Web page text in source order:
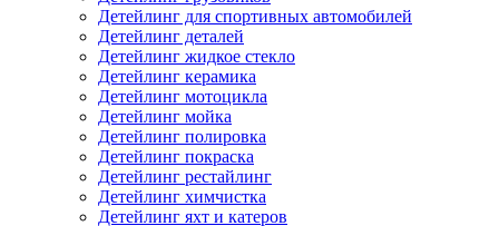
Детейлинг для спортивных автомобилей
Детейлинг деталей
Детейлинг жидкое стекло
Детейлинг керамика
Детейлинг мотоцикла
Детейлинг мойка
Детейлинг полировка
Детейлинг покраска
Детейлинг рестайлинг
Детейлинг химчистка
Детейлинг яхт и катеров